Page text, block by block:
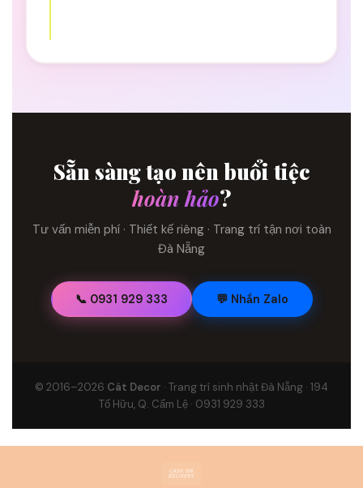
Sẵn sàng tạo nên buổi tiệc
hoàn hảo?
Tư vấn miễn phí · Thiết kế riêng · Trang trí tận nơi toàn
Đà Nẵng
📞 0931 929 333 💬 Nhắn Zalo
© 2016–2026 Cát Decor · Trang trí sinh nhật Đà Nẵng · 194
Tố Hữu, Q. Cẩm Lệ · 0931 929 333